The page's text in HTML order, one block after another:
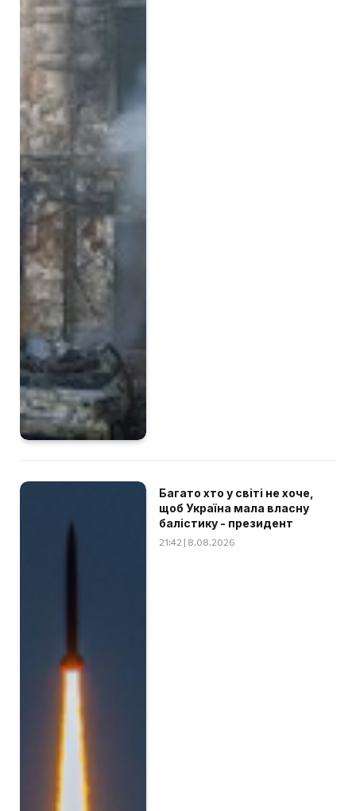
Багато хто у світі не хоче,
щоб Україна мала власну
балістику - президент
21:42 | 8.08.2026